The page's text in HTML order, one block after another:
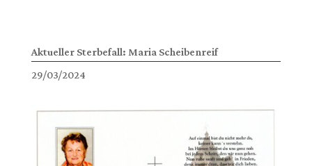
Aktueller Sterbefall: Maria Scheibenreif
29/03/2024